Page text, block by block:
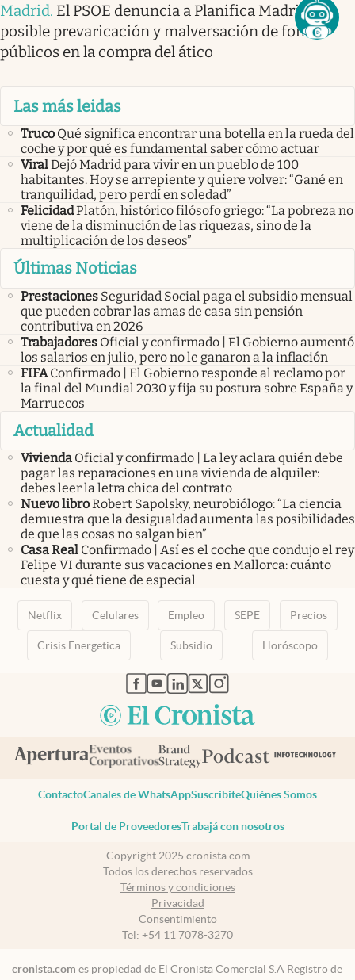
Madrid. El PSOE denuncia a Planifica Madrid por
posible prevaricación y malversación de fondos
públicos en la compra del ático
Las más leidas
Truco Qué significa encontrar una botella en la rueda del
coche y por qué es fundamental saber cómo actuar
ViralDejó Madrid para vivir en un pueblo de 100
habitantes. Hoy se arrepiente y quiere volver: “Gané en
tranquilidad, pero perdí en soledad”
FelicidadPlatón, histórico filósofo griego: “La pobreza no
viene de la disminución de las riquezas, sino de la
multiplicación de los deseos”
Últimas Noticias
Prestaciones Seguridad Social paga el subsidio mensual
que pueden cobrar las amas de casa sin pensión
contributiva en 2026
Trabajadores Oficial y confirmado | El Gobierno aumentó
los salarios en julio, pero no le ganaron a la inflación
FIFA Confirmado | El Gobierno responde al reclamo por
la final del Mundial 2030 y fija su postura sobre España y
Marruecos
Actualidad
Vivienda Oficial y confirmado | La ley aclara quién debe
pagar las reparaciones en una vivienda de alquiler:
debes leer la letra chica del contrato
Nuevo libroRobert Sapolsky, neurobiólogo: “La ciencia
demuestra que la desigualdad aumenta las posibilidades
de que las cosas no salgan bien”
Casa Real Confirmado | Así es el coche que condujo el rey
Felipe VI durante sus vacaciones en Mallorca: cuánto
cuesta y qué tiene de especial
Netflix Celulares Empleo SEPE Precios
Crisis Energetica Subsidio Horóscopo
abre en nueva pestaña
abre en nueva pestaña
abre en nueva pestaña
abre en nueva pestaña
abre en nueva pestaña
ContactoCanales de WhatsAppSuscribiteQuiénes Somos
Portal de ProveedoresTrabajá con nosotros
Copyright 2025 cronista.com
Todos los derechos reservados
Términos y condiciones
Privacidad
Consentimiento
Tel: +54 11 7078-3270
cronista.com es propiedad de El Cronista Comercial S.A Registro de